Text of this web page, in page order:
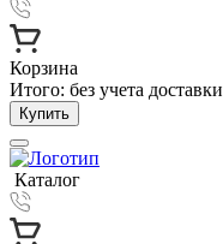
Корзина
Итого: без учета доставки
Купить
Каталог